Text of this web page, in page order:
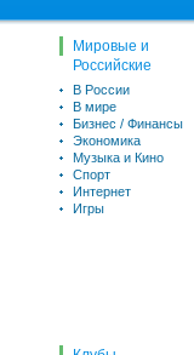
Мировые и
Российские
В России
В мире
Бизнес / Финансы
Экономика
Музыка и Кино
Спорт
Интернет
Игры